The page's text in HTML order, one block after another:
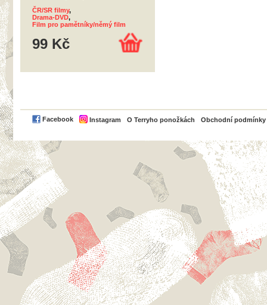
ČR/SR filmy,
Drama-DVD,
Film pro pamětníky/němý film
99 Kč
Facebook Instagram O Terryho ponožkách Obchodní podmínky
PayPal